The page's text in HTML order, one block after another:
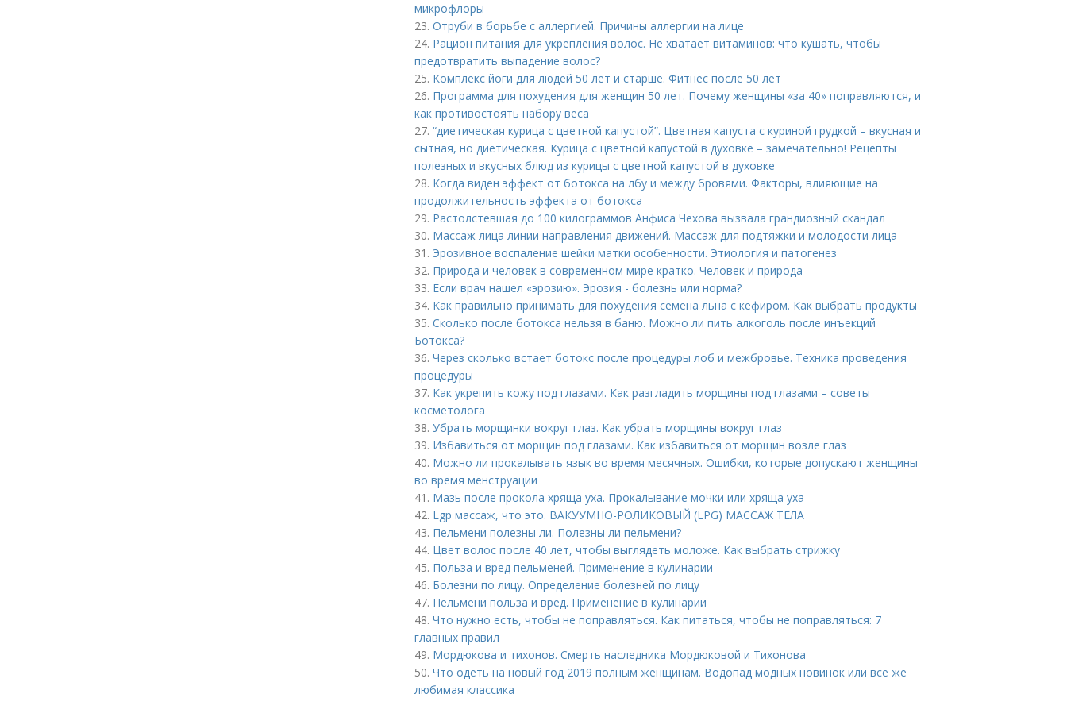
микрофлоры
23. Отруби в борьбе с аллергией. Причины аллергии на лице
24. Рацион питания для укрепления волос. Не хватает витаминов: что кушать, чтобы
предотвратить выпадение волос?
25. Комплекс йоги для людей 50 лет и старше. Фитнес после 50 лет
26. Программа для похудения для женщин 50 лет. Почему женщины «за 40» поправляются, и
как противостоять набору веса
27. “диетическая курица с цветной капустой”. Цветная капуста с куриной грудкой – вкусная и
сытная, но диетическая. Курица с цветной капустой в духовке – замечательно! Рецепты
полезных и вкусных блюд из курицы с цветной капустой в духовке
28. Когда виден эффект от ботокса на лбу и между бровями. Факторы, влияющие на
продолжительность эффекта от ботокса
29. Растолстевшая до 100 килограммов Анфиса Чехова вызвала грандиозный скандал
30. Массаж лица линии направления движений. Массаж для подтяжки и молодости лица
31. Эрозивное воспаление шейки матки особенности. Этиология и патогенез
32. Природа и человек в современном мире кратко. Человек и природа
33. Если врач нашел «эрозию». Эрозия - болезнь или норма?
34. Как правильно принимать для похудения семена льна с кефиром. Как выбрать продукты
35. Сколько после ботокса нельзя в баню. Можно ли пить алкоголь после инъекций
Ботокса?
36. Через сколько встает ботокс после процедуры лоб и межбровье. Техника проведения
процедуры
37. Как укрепить кожу под глазами. Как разгладить морщины под глазами – советы
косметолога
38. Убрать морщинки вокруг глаз. Как убрать морщины вокруг глаз
39. Избавиться от морщин под глазами. Как избавиться от морщин возле глаз
40. Можно ли прокалывать язык во время месячных. Ошибки, которые допускают женщины
во время менструации
41. Мазь после прокола хряща уха. Прокалывание мочки или хряща уха
42. Lgp массаж, что это. ВАКУУМНО-РОЛИКОВЫЙ (LPG) МАССАЖ ТЕЛА
43. Пельмени полезны ли. Полезны ли пельмени?
44. Цвет волос после 40 лет, чтобы выглядеть моложе. Как выбрать стрижку
45. Польза и вред пельменей. Применение в кулинарии
46. Болезни по лицу. Определение болезней по лицу
47. Пельмени польза и вред. Применение в кулинарии
48. Что нужно есть, чтобы не поправляться. Как питаться, чтобы не поправляться: 7
главных правил
49. Мордюкова и тихонов. Смерть наследника Мордюковой и Тихонова
50. Что одеть на новый год 2019 полным женщинам. Водопад модных новинок или все же
любимая классика